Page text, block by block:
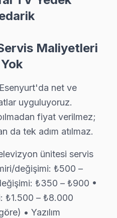
Bakım – Arıza
kısmı ihmal edilen
yönetimi optimizasyonu
ön kontrolü — Esenyurt
ve renk kalibrasyonu
temizliği — Esenyurt
ve konektör bakımı
bakım, Tefal akıllı
Yerinde Onarım –
arızalandığında
— Esenyurt:
randevusu
Maliyetleri
net ve
uyguluyoruz.
fiyat verilmez;
da tek adım atılmaz.
ünitesi servis
değişimi: ₺500 –
₺350 – ₺900 •
₺1.500 – ₺8.000
• Yazılım